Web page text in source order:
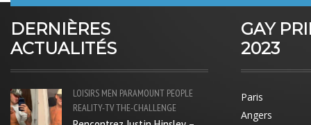
DERNIÈRES
ACTUALITÉS
LOISIRS MEN PARAMOUNT PEOPLE
REALITY-TVTHE-CHALLENGE
GAY
2023
Paris
Angers